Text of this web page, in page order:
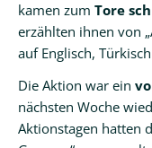
kamen zum Tore
erzählten ihnen von
auf Englisch,
Die Aktion war ein
nächsten Woche
Aktionstagen hatten